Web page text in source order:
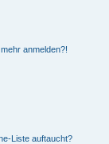
anmelden?!
Liste auftaucht?